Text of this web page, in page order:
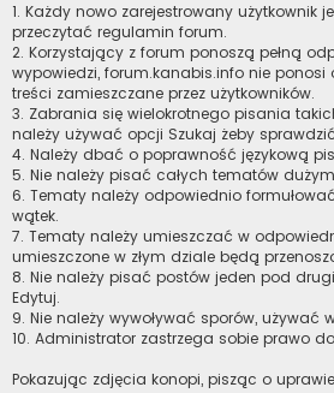
1. Każdy nowo zarejestrowany użytkownik
przeczytać regulamin forum.
2. Korzystający z forum ponoszą pełną
wypowiedzi, forum.kanabis.info nie
treści zamieszczane przez użytkowników.
3. Zabrania się wielokrotnego pisania
należy używać opcji Szukaj żeby
4. Należy dbać o poprawność językową
5. Nie należy pisać całych tematów
6. Tematy należy odpowiednio
wątek.
7. Tematy należy umieszczać w
umieszczone w złym dziale będą
8. Nie należy pisać postów jeden pod
Edytuj.
9. Nie należy wywoływać sporów, używać
10. Administrator zastrzega sobie prawo
Pokazując zdjęcia konopi, pisząc o